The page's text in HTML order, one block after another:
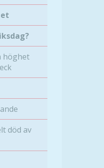
höghet
död av